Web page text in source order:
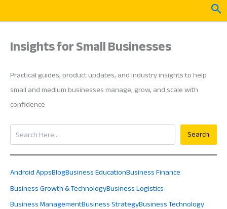
Insights for Small Businesses
Practical guides, product updates, and industry insights to help
small and medium businesses manage, grow, and scale with
confidence
Search
Search
Android AppsBlogBusiness EducationBusiness Finance
Business Growth & TechnologyBusiness Logistics
Business ManagementBusiness StrategyBusiness Technology